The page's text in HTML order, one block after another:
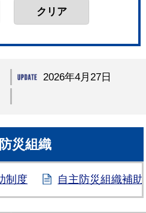
2026年4月27日
災組織
制度 自主防災組織補